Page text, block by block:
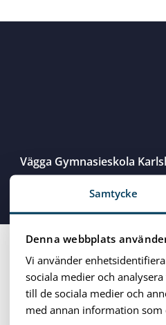
Samtycke
Denna webbplats
Vi använder
sociala medier och
till de sociala medier och
med annan information
Vägga Gymnasieskola